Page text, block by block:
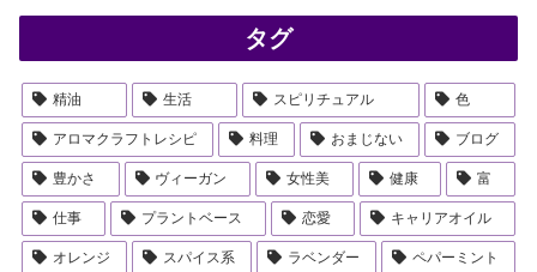
タグ
精油 生活 スピリチュアル 色
アロマクラフトレシピ 料理 おまじない ブログ
豊かさ ヴィーガン 女性美 健康 富
仕事 プラントベース 恋愛 キャリアオイル
オレンジ スパイス系 ラベンダー ペパーミント